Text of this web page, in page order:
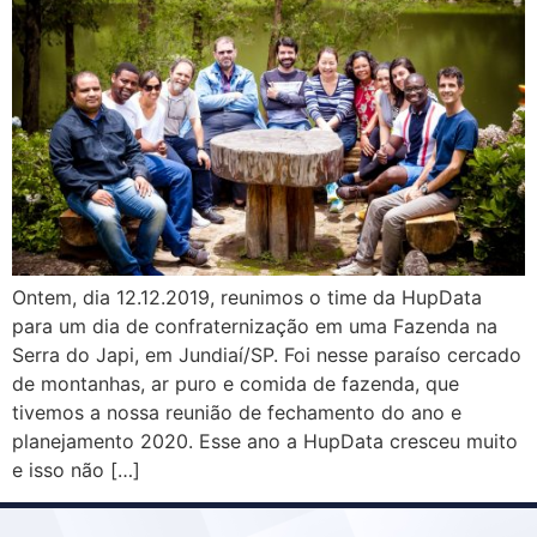
Ontem, dia 12.12.2019, reunimos o time da HupData
para um dia de confraternização em uma Fazenda na
Serra do Japi, em Jundiaí/SP. Foi nesse paraíso cercado
de montanhas, ar puro e comida de fazenda, que
tivemos a nossa reunião de fechamento do ano e
planejamento 2020. Esse ano a HupData cresceu muito
e isso não […]